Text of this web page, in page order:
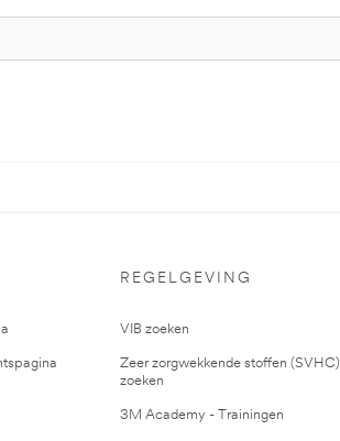
REGELGEVING
VIB zoeken
Zeer zorgwekkende stoffen (SVHC)
zoeken
3M Academy - Trainingen